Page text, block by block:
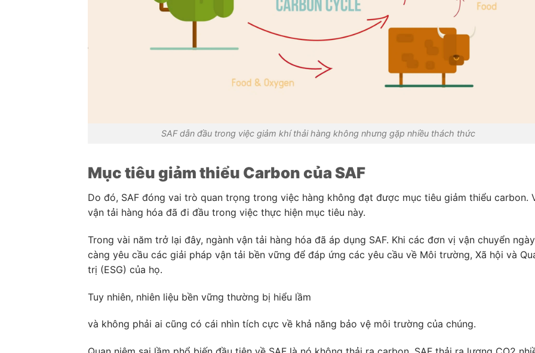
SAF dẫn đầu trong việc giảm khí thải hàng không nhưng gặp nhiều thách thức
Mục tiêu giảm thiểu Carbon của SAF
Do đó, SAF đóng vai trò quan trọng trong việc hàng không đạt được mục tiêu giảm thiểu carbon.
vận tải hàng hóa đã đi đầu trong việc thực hiện mục tiêu này.
Trong vài năm trở lại đây, ngành vận tải hàng hóa đã áp dụng SAF. Khi các đơn vị vận chuyển ngày
càng yêu cầu các giải pháp vận tải bền vững để đáp ứng các yêu cầu về Môi trường, Xã hội và
trị (ESG) của họ.
Tuy nhiên, nhiên liệu bền vững thường bị hiểu lầm
và không phải ai cũng có cái nhìn tích cực về khả năng bảo vệ môi trường của chúng.